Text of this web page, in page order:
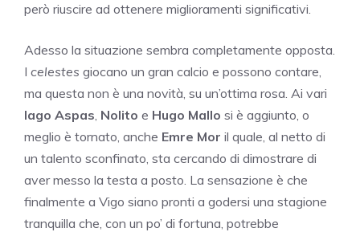
però riuscire ad ottenere miglioramenti significativi.
Adesso la situazione sembra completamente opposta.
I celestes giocano un gran calcio e possono contare,
ma questa non è una novità, su un’ottima rosa. Ai vari
Iago Aspas, Nolito e Hugo Mallo si è aggiunto, o
meglio è tornato, anche Emre Mor il quale, al netto di
un talento sconfinato, sta cercando di dimostrare di
aver messo la testa a posto. La sensazione è che
finalmente a Vigo siano pronti a godersi una stagione
tranquilla che, con un po’ di fortuna, potrebbe